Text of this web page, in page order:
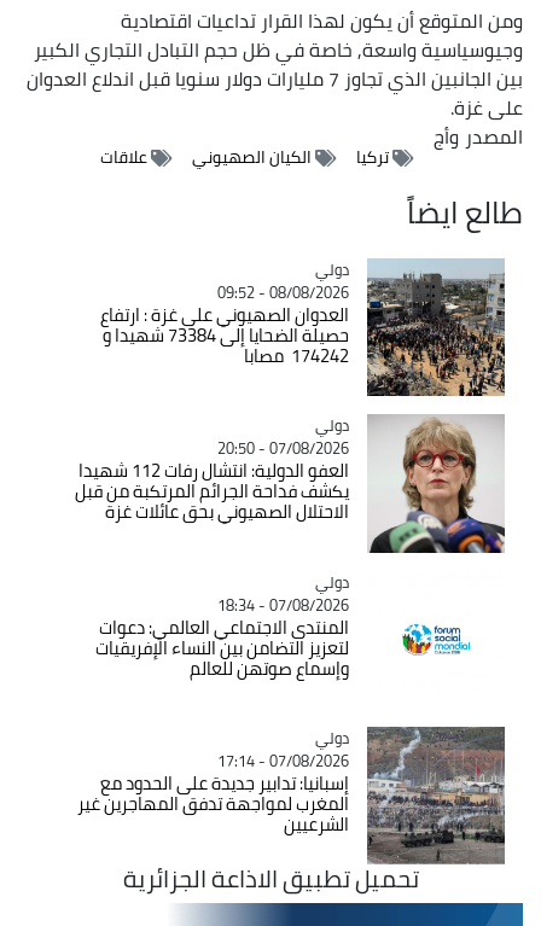
ومن المتوقع أن يكون لهذا القرار تداعيات اقتصادية
وجيوسياسية واسعة, خاصة في ظل حجم التبادل التجاري الكبير
بين الجانبين الذي تجاوز 7 مليارات دولار سنويا قبل اندلاع العدوان
على غزة.
المصدروأج
تركيا الكيان الصهيوني علاقات
طالع ايضاً
Catégorie
دولي
08/08/2026 - 09:52
العدوان الصهيوني على غزة : ارتفاع
حصيلة الضحايا إلى 73384 شهيدا و
174242 مصابا
Catégorie
دولي
07/08/2026 - 20:50
العفو الدولية: انتشال رفات 112 شهيدا
يكشف فداحة الجرائم المرتكبة من قبل
الاحتلال الصهيوني بحق عائلات غزة
Catégorie
دولي
07/08/2026 - 18:34
المنتدى الاجتماعي العالمي: دعوات
لتعزيز التضامن بين النساء الإفريقيات
وإسماع صوتهن للعالم
Catégorie
دولي
07/08/2026 - 17:14
إسبانيا: تدابير جديدة على الحدود مع
المغرب لمواجهة تدفق المهاجرين غير
الشرعيين
تحميل تطبيق الاذاعة الجزائرية